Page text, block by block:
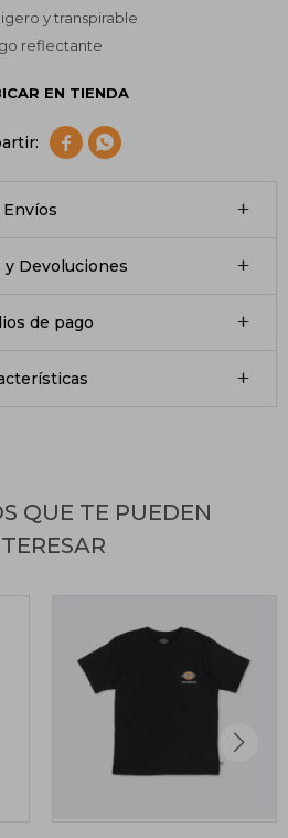
y transpirable
reflectante
EN TIENDA
 
Envíos
y Devoluciones
de pago
QUE TE PUEDEN